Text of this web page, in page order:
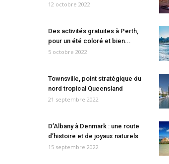
12 octobre 2022
Des activités gratuites à Perth,
pour un été coloré et bien...
5 octobre 2022
Townsville, point stratégique du
nord tropical Queensland
21 septembre 2022
D’Albany à Denmark : une route
d’histoire et de joyaux naturels
15 septembre 2022